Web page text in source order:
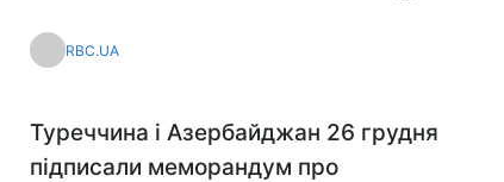
RBC.UA
Туреччина і Азербайджан 26 грудня
підписали меморандум про